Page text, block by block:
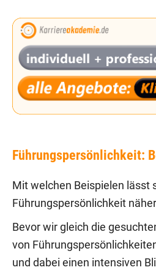
Führungspersönlichkeit:
Mit welchen Beispielen lässt
Führungspersönlichkeit
Bevor wir gleich die
von
und dabei einen intensiven